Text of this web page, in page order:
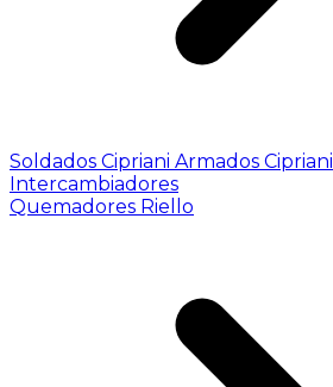
Soldados Cipriani Armados Cipriani
Intercambiadores
Quemadores Riello